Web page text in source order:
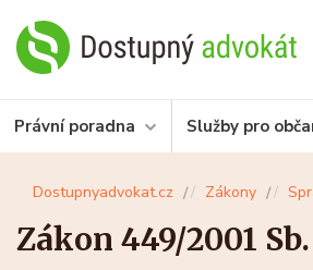
Právní poradna Služby pro
Dostupnyadvokat.cz Zákony
Zákon 449/2001